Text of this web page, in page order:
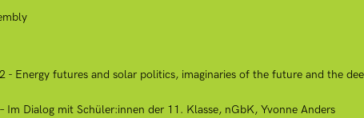
- Energy futures and solar politics, imaginaries of the future and the
Im Dialog mit Schüler:innen der 11. Klasse, nGbK, Yvonne Anders